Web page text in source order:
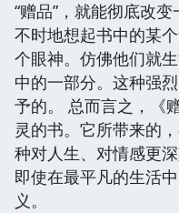
“赠品”，就能彻底改
不时地想起书中的某
个眼神。仿佛他们就
中的一部分。这种强
予的。 总而言之，《
灵的书。它所带来的
种对人生、对情感更
即使在最平凡的生活
义。